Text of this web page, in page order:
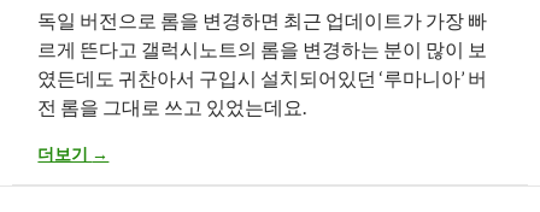
독일 버전으로 롬을 변경하면 최근 업데이트가 가장 빠
르게 뜬다고 갤럭시노트의 롬을 변경하는 분이 많이 보
였든데도 귀찬아서 구입시 설치되어있던 ‘루마니아’ 버
전 롬을 그대로 쓰고 있었는데요.
갤럭시노트 S메모 개선된 부분 소개
더보기 →